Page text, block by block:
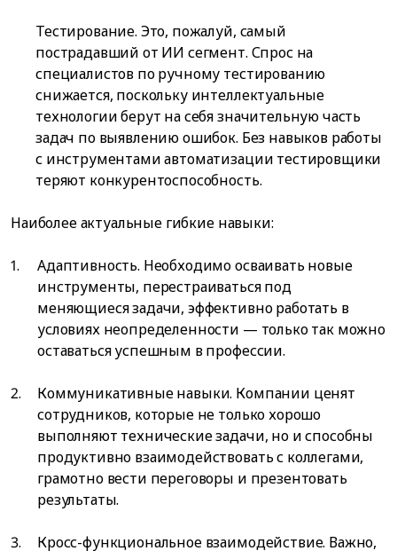
Тестирование. Это, пожалуй, самый
пострадавший от ИИ сегмент. Спрос на
специалистов по ручному тестированию
снижается, поскольку интеллектуальные
технологии берут на себя значительную часть
задач по выявлению ошибок. Без навыков работы
с инструментами автоматизации тестировщики
теряют конкурентоспособность.
Наиболее актуальные гибкие навыки:
Адаптивность. Необходимо осваивать новые
инструменты, перестраиваться под
меняющиеся задачи, эффективно работать в
условиях неопределенности — только так можно
оставаться успешным в профессии.
Коммуникативные навыки. Компании ценят
сотрудников, которые не только хорошо
выполняют технические задачи, но и способны
продуктивно взаимодействовать с коллегами,
грамотно вести переговоры и презентовать
результаты.
Кросс-функциональное взаимодействие. Важно,